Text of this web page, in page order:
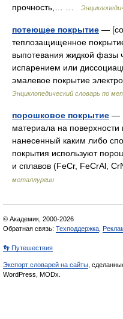
прочность,… …
потеющее покрытие —
теплозащищенное
выпотевания жидкой фазы
испарением или
эмалевое покрытие
Энциклопедический словарь по
порошковое покрытие —
материала на
нанесенный каким либо
покрытия используют
и сплавов (FeCr, FeCrAl,
металлургии
© Академик, 2000-2026
Обратная связь: Техподдержка
👣 Путешествия
Экспорт словарей на сайты ,
WordPress, MODx.